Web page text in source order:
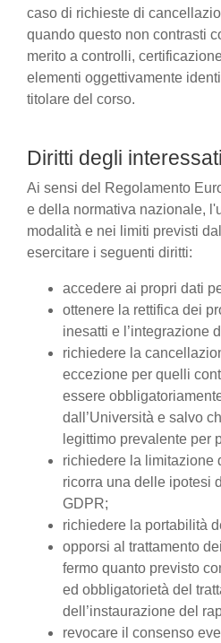
caso di richieste di
quando questo non contrasti
merito a controlli,
elementi oggettivamente
titolare del corso.
Diritti degli interessati
Ai sensi del Regolamento
e della normativa nazionale,
modalità e nei limiti previsti
esercitare i seguenti diritti:
accedere ai propri dati
ottenere la rettifica dei
inesatti e l’integrazione
richiedere la
eccezione per quelli
essere
dall’Università e salvo
legittimo prevalente per
richiedere la limitazione
ricorra una delle ipotesi
GDPR;
richiedere la portabilità
opporsi al trattamento
fermo quanto previsto
ed obbligatorietà del
dell’instaurazione del
revocare il consenso